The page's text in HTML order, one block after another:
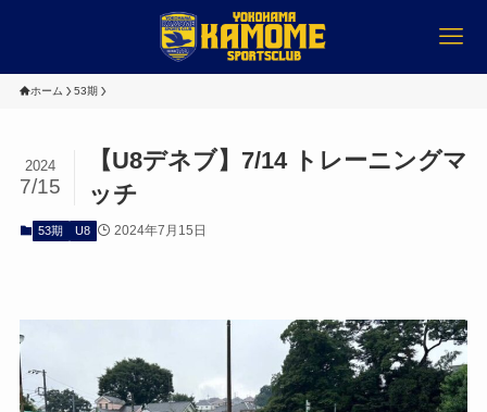
ホーム 53期
【U8デネブ】7/14 トレーニングマ
ッチ
2024
7/15
53期 U8 2024年7月15日